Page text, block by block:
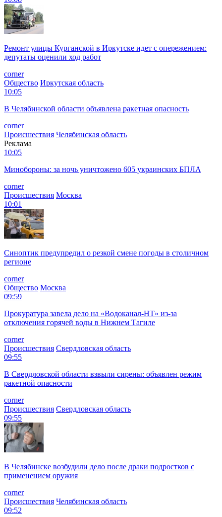
Ремонт улицы Курганской в Иркутске идет с опережением:
депутаты оценили ход работ
corner
Общество Иркутская область
10:05
В Челябинской области объявлена ракетная опасность
corner
Происшествия Челябинская область
Реклама
10:05
Минобороны: за ночь уничтожено 605 украинских БПЛА
corner
Происшествия Москва
10:01
Синоптик предупредил о резкой смене погоды в столичном
регионе
corner
Общество Москва
09:59
Прокуратура завела дело на «Водоканал-НТ» из-за
отключения горячей воды в Нижнем Тагиле
corner
Происшествия Свердловская область
09:55
В Свердловской области взвыли сирены: объявлен режим
ракетной опасности
corner
Происшествия Свердловская область
09:55
В Челябинске возбудили дело после драки подростков с
применением оружия
corner
Происшествия Челябинская область
09:52